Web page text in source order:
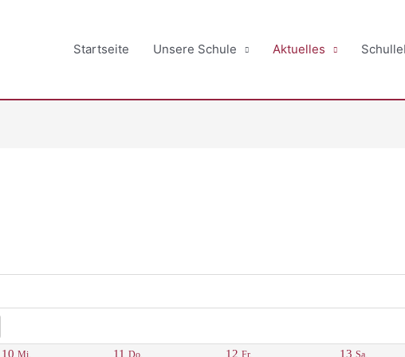
Startseite Unsere Schule Aktuelles
10 Mi. 11 Do. 12 Fr. 13 Sa.